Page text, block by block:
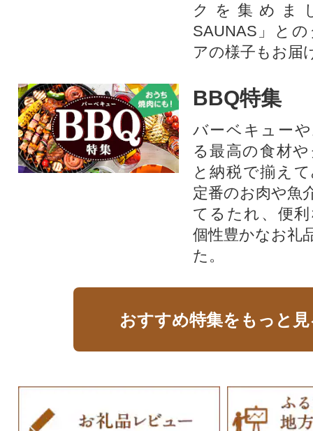
クを集めま
SAUNAS」と
アの様子もお届
BBQ特集
バーベキュー
る最高の食材
と納税で揃え
定番のお肉や魚
てるたれ、便
個性豊かなお礼
た。
おすすめ特集をもっと